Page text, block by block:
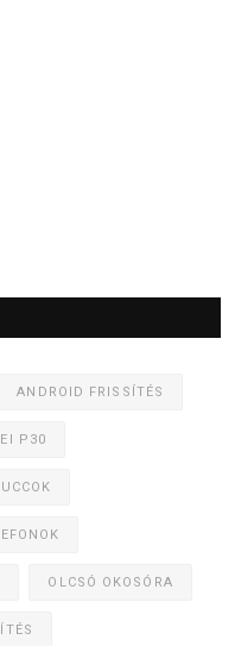
ANDROID FRISSÍTÉS
P30
OLCSÓ OKOSÓRA